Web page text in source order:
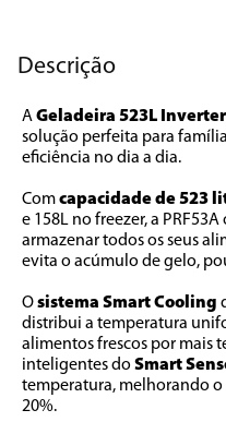
Descrição
A Geladeira 523L
solução perfeita para
eficiência no dia a dia.
Com capacidade de 523
e 158L no freezer, a
armazenar todos os seus
evita o acúmulo de gelo,
O sistema Smart Cooling
distribui a temperatura
alimentos frescos por mais
inteligentes do Smart
temperatura, melhorando
20%.